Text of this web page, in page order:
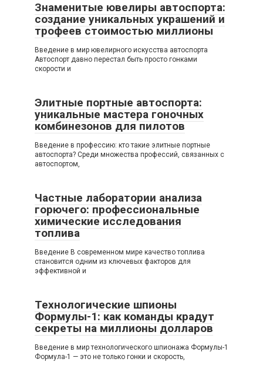
Знаменитые ювелиры автоспорта:
создание уникальных украшений и
трофеев стоимостью миллионы
Введение в мир ювелирного искусства автоспорта
Автоспорт давно перестал быть просто гонками
скорости и
Элитные портные автоспорта:
уникальные мастера гоночных
комбинезонов для пилотов
Введение в профессию: кто такие элитные портные
автоспорта? Среди множества профессий, связанных с
автоспортом,
Частные лаборатории анализа
горючего: профессиональные
химические исследования
топлива
Введение В современном мире качество топлива
становится одним из ключевых факторов для
эффективной и
Технологические шпионы
Формулы-1: как команды крадут
секреты на миллионы долларов
Введение в мир технологического шпионажа Формулы-1
Формула-1 — это не только гонки и скорость,